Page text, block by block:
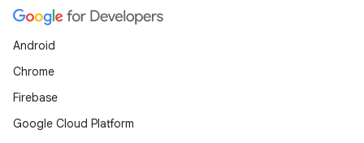
Android
Chrome
Firebase
Google Cloud Platform